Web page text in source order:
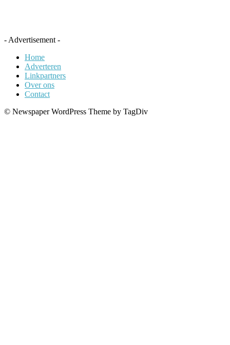
- Advertisement -
Home
Adverteren
Linkpartners
Over ons
Contact
© Newspaper WordPress Theme by TagDiv